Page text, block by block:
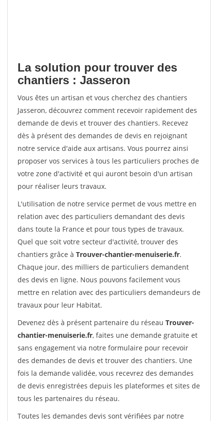
La solution pour trouver des
chantiers : Jasseron
Vous êtes un artisan et vous cherchez des chantiers
Jasseron, découvrez comment recevoir rapidement des
demande de devis et trouver des chantiers. Recevez
dès à présent des demandes de devis en rejoignant
notre service d'aide aux artisans. Vous pourrez ainsi
proposer vos services à tous les particuliers proches de
votre zone d'activité et qui auront besoin d'un artisan
pour réaliser leurs travaux.
L'utilisation de notre service permet de vous mettre en
relation avec des particuliers demandant des devis
dans toute la France et pour tous types de travaux.
Quel que soit votre secteur d'activité, trouver des
chantiers grâce à Trouver-chantier-menuiserie.fr.
Chaque jour, des milliers de particuliers demandent
des devis en ligne. Nous pouvons facilement vous
mettre en relation avec des particuliers demandeurs de
travaux pour leur Habitat.
Devenez dès à présent partenaire du réseau Trouver-
chantier-menuiserie.fr, faites une demande gratuite et
sans engagement via notre formulaire pour recevoir
des demandes de devis et trouver des chantiers. Une
fois la demande validée, vous recevrez des demandes
de devis enregistrées depuis les plateformes et sites de
tous les partenaires du réseau.
Toutes les demandes devis sont vérifiées par notre